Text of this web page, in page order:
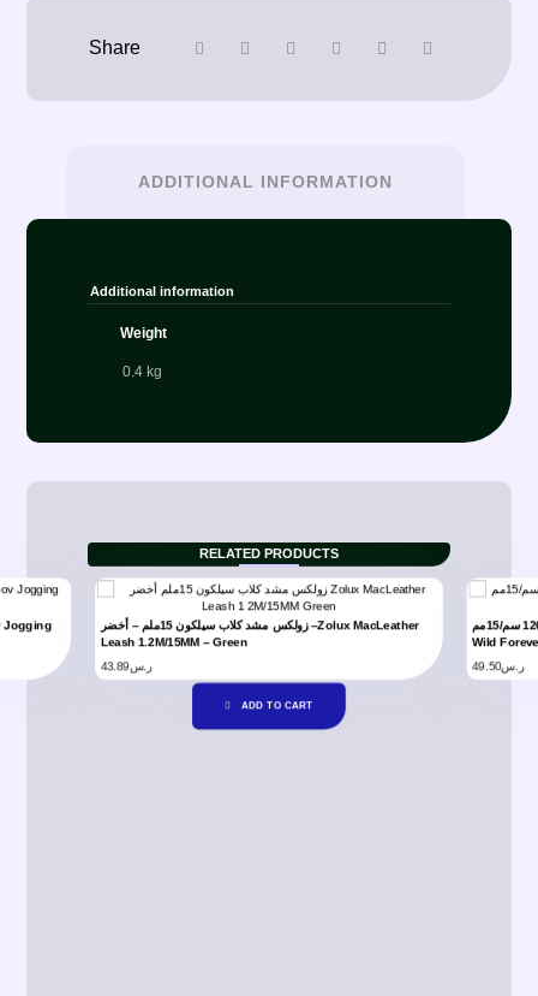
ADDITIONAL INFORMATION
Additional information
Weight
0.4 kg
RELATED PRODUCTS
زولكس مشد كلاب سيلكون 15ملم – أخضر –Zolux MacLeather
Leash 1.2M/15MM – Green
ر.س43.89
ADD TO CART
زولكس إنفي وايلد فورإيفير مشد جلد 120 سم/15مم –Zolux Envy
Wild
ر.س49.50